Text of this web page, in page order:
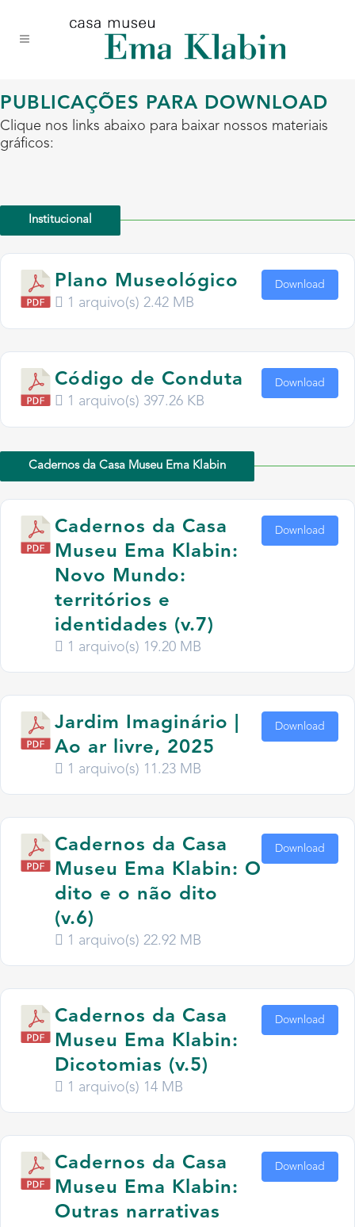
conteúdo
navegação
site
PUBLICAÇÕES PARA DOWNLOAD
Clique nos links abaixo para baixar nossos materiais
gráficos:
Institucional
Plano Museológico
1 arquivo(s) 2.42 MB
Download
Código de Conduta
1 arquivo(s) 397.26 KB
Download
Cadernos da Casa Museu Ema Klabin
Cadernos da Casa
Museu Ema Klabin:
Novo Mundo:
territórios e
identidades (v.7)
1 arquivo(s) 19.20 MB
Download
Jardim Imaginário |
Ao ar livre, 2025
1 arquivo(s) 11.23 MB
Download
Cadernos da Casa
Museu Ema Klabin: O
dito e o não dito
(v.6)
1 arquivo(s) 22.92 MB
Download
Cadernos da Casa
Museu Ema Klabin:
Dicotomias (v.5)
1 arquivo(s) 14 MB
Download
Cadernos da Casa
Museu Ema Klabin:
Outras narrativas
Download